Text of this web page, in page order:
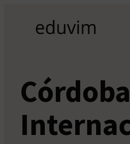
contenido